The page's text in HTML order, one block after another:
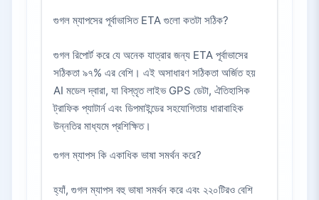
গুগল ম্যাপসের পূর্বাভাসিত ETA গুলো কতটা সঠিক?
গুগল রিপোর্ট করে যে অনেক যাত্রার জন্য ETA পূর্বাভাসের
সঠিকতা ৯৭% এর বেশি। এই অসাধারণ সঠিকতা অর্জিত হয়
AI মডেল দ্বারা, যা বিস্তৃত লাইভ GPS ডেটা, ঐতিহাসিক
ট্রাফিক প্যাটার্ন এবং ডিপমাইন্ডের সহযোগিতায় ধারাবাহিক
উন্নতির মাধ্যমে প্রশিক্ষিত।
গুগল ম্যাপস কি একাধিক ভাষা সমর্থন করে?
হ্যাঁ, গুগল ম্যাপস বহু ভাষা সমর্থন করে এবং ২২০টিরও বেশি